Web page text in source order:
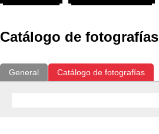
Catálogo de fotografías
General Catálogo de fotografías